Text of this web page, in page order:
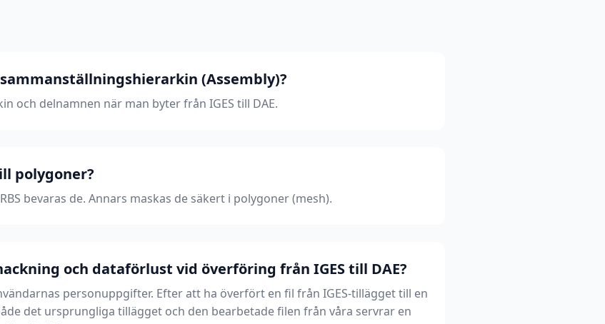
(Assembly)?
och delnamnen när man byter från IGES till DAE.
polygoner?
bevaras de. Annars maskas de säkert i polygoner (mesh).
och dataförlust vid överföring från IGES till DAE?
personuppgifter. Efter att ha överfört en fil från IGES-tillägget till en
det ursprungliga tillägget och den bearbetade filen från våra servrar en